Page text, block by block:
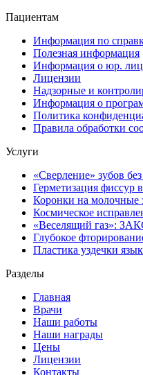
Пациентам
Информация по
Полезная информация
Информация о юр.
Лицензии
Надзорные и
Информация о
Политика
Правила обработки
Услуги
«Сверление» зубов
Герметизация фиссур
Коронки на молочные
Космическое
«Веселящий газ»:
Глубокое
Пластика уздечки
Разделы
Главная
Врачи
Наши работы
Наши награды
Цены
Лицензии
Контакты